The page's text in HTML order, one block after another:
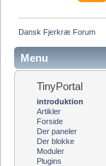
Dansk Fjerkræ Forum
Menu
TinyPortal
introduktion
Artikler
Forside
Der paneler
Der blokke
Moduler
Plugins